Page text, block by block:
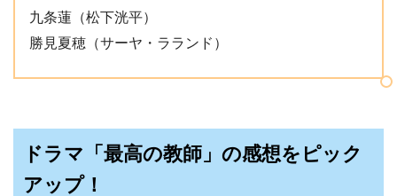
九条蓮（松下洸平）
勝見夏穂（サーヤ・ラランド）
ドラマ「最高の教師」の感想をピック
アップ！